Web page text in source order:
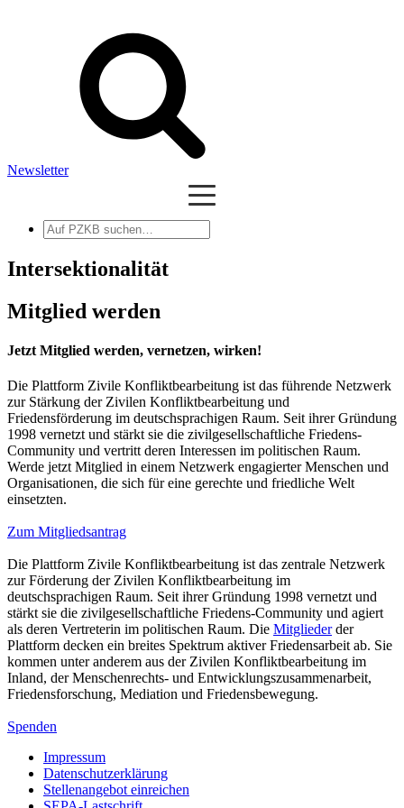
Newsletter
Auf
PZKB
suchen
Intersektionalität
Mitglied werden
Jetzt Mitglied werden, vernetzen, wirken!
Die Plattform Zivile Konfliktbearbeitung ist das führende Netzwerk
zur Stärkung der Zivilen Konfliktbearbeitung und
Friedensförderung im deutschsprachigen Raum. Seit ihrer Gründung
1998 vernetzt und stärkt sie die zivilgesellschaftliche Friedens-
Community und vertritt deren Interessen im politischen Raum.
Werde jetzt Mitglied in einem Netzwerk engagierter Menschen und
Organisationen, die sich für eine gerechte und friedliche Welt
einsetzten.
Zum Mitgliedsantrag
Die Plattform Zivile Konfliktbearbeitung ist das zentrale Netzwerk
zur Förderung der Zivilen Konfliktbearbeitung im
deutschsprachigen Raum. Seit ihrer Gründung 1998 vernetzt und
stärkt sie die zivilgesellschaftliche Friedens-Community und agiert
als deren Vertreterin im politischen Raum. Die Mitgliederder
Plattform decken ein breites Spektrum aktiver Friedensarbeit ab. Sie
kommen unter anderem aus der Zivilen Konfliktbearbeitung im
Inland, der Menschenrechts- und Entwicklungszusammenarbeit,
Friedensforschung, Mediation und Friedensbewegung.
Spenden
Impressum
Datenschutzerklärung
Stellenangebot einreichen